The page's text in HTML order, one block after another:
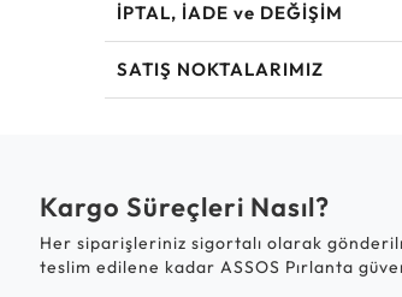
İPTAL, İADE ve DEĞİŞİM
SATIŞ NOKTALARIMIZ
Kargo Süreçleri Nasıl?
Her siparişleriniz sigortalı olarak
teslim edilene kadar ASSOS Pırlanta